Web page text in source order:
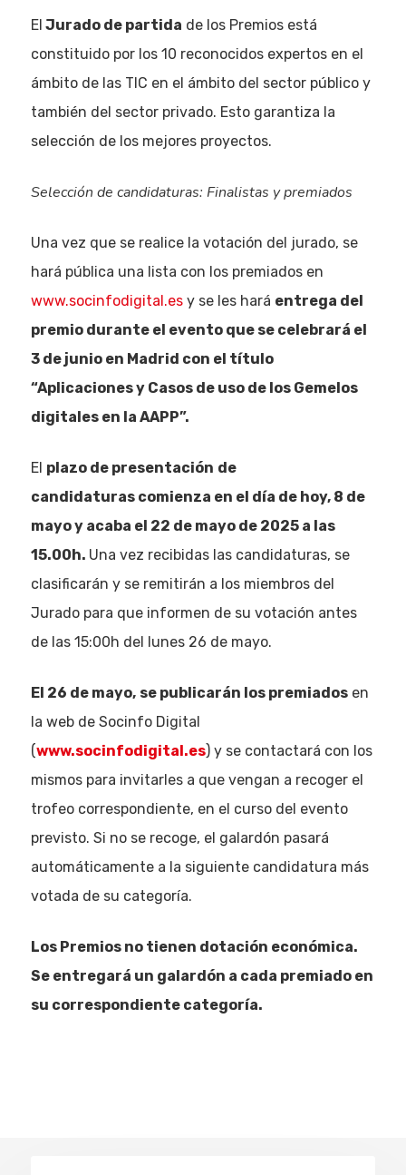
El Jurado de partida de los Premios está
constituido por los 10 reconocidos expertos en el
ámbito de las TIC en el ámbito del sector público y
también del sector privado. Esto garantiza la
selección de los mejores proyectos.
Selección de candidaturas: Finalistas y premiados
Una vez que se realice la votación del jurado, se
hará pública una lista con los premiados en
www.socinfodigital.es y se les hará entrega del
premio durante el evento que se celebrará el
3 de junio en Madrid con el título
“Aplicaciones y Casos de uso de los Gemelos
digitales en la AAPP”.
El plazo de presentación de
candidaturas comienza en el día de hoy, 8 de
mayo y acaba el 22 de mayo de 2025 a las
15.00h. Una vez recibidas las candidaturas, se
clasificarán y se remitirán a los miembros del
Jurado para que informen de su votación antes
de las 15:00h del lunes 26 de mayo.
El 26 de mayo, se publicarán los premiadosen
la web de Socinfo Digital
(www.socinfodigital.es) y se contactará con los
mismos para invitarles a que vengan a recoger el
trofeo correspondiente, en el curso del evento
previsto. Si no se recoge, el galardón pasará
automáticamente a la siguiente candidatura más
votada de su categoría.
Los Premios no tienen dotación económica.
Se entregará un galardón a cada premiado en
su correspondiente categoría.